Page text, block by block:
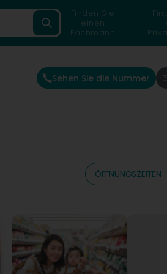
Finden Sie
einen
Fachmann
Sehen Sie die Nummer
ÖFFNUNGSZEITEN